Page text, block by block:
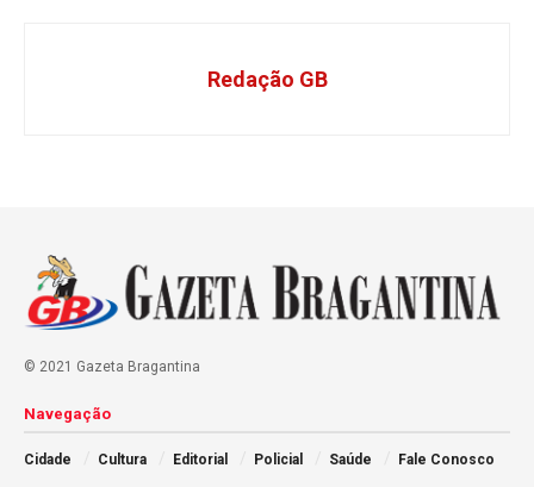
Redação GB
© 2021 Gazeta Bragantina
Navegação
Cidade Cultura Editorial Policial Saúde Fale Conosco